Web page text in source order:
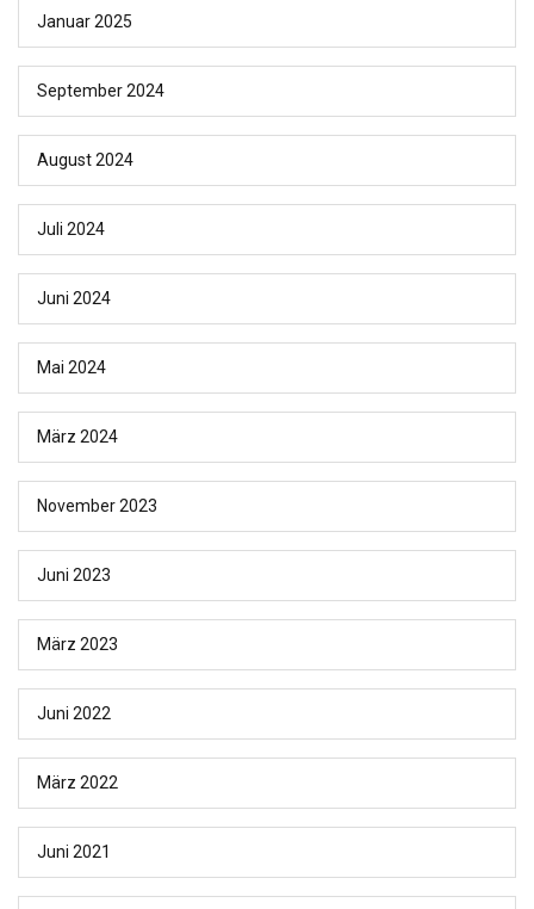
Januar 2025
September 2024
August 2024
Juli 2024
Juni 2024
Mai 2024
März 2024
November 2023
Juni 2023
März 2023
Juni 2022
März 2022
Juni 2021